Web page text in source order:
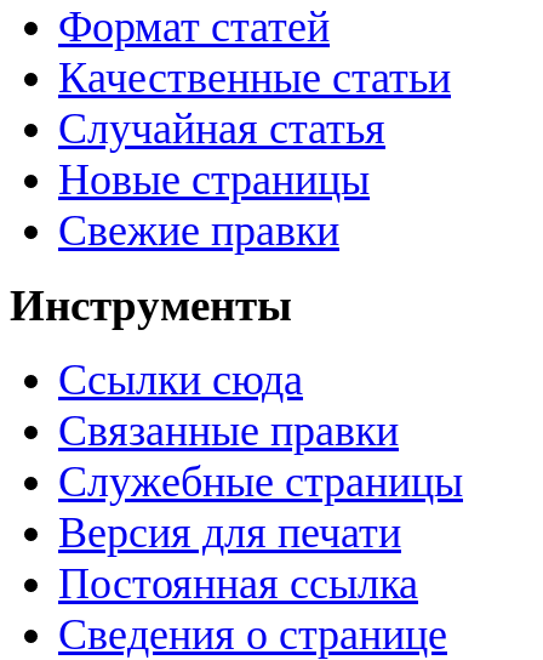
Формат статей
Качественные статьи
Случайная статья
Новые страницы
Свежие правки
Инструменты
Ссылки сюда
Связанные правки
Служебные страницы
Версия для печати
Постоянная ссылка
Сведения о странице